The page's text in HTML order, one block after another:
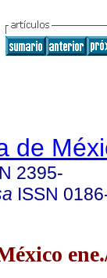
de
2395-
ISSN